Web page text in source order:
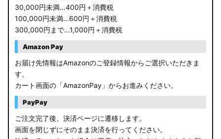
30,000円未満…400円＋消費税
100,000円未満…600円＋消費税
300,000円まで…1,000円＋消費税
Amazon Pay
お届け先情報はAmazonのご登録情報からご選択いただきま
す。
カート画面の「AmazonPay」からお進みください。
PayPay
ご注文完了後、決済ページに遷移します。
画面を閉じずにそのまま決済を行ってください。